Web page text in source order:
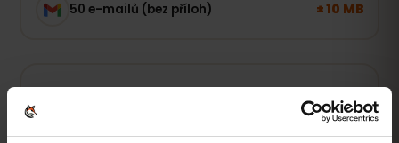
50 e-mailů (bez příloh) ± 10 MB
Mapy, WhatsApp a e-mail – online, když je to
potřeba.